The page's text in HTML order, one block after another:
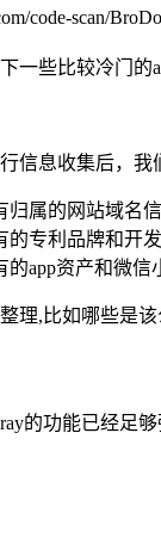
code-scan/
一些比较冷门的
信息收集后，
属的网站域名信
专利品牌和开
app资产和微信
理,比如哪些是
的功能已经足